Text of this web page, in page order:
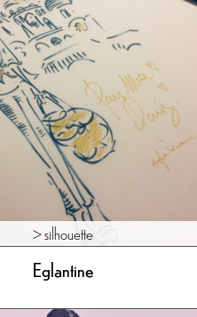
> silhouette
Eglantine